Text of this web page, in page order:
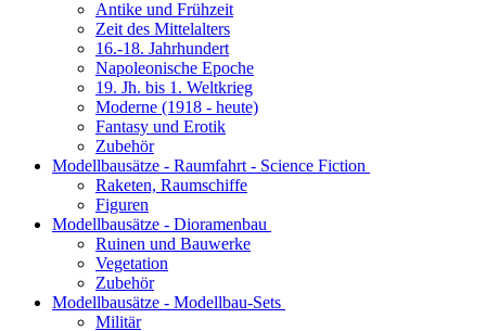
Antike und Frühzeit
Zeit des Mittelalters
16.-18. Jahrhundert
Napoleonische Epoche
19. Jh. bis 1. Weltkrieg
Moderne (1918 - heute)
Fantasy und Erotik
Zubehör
Modellbausätze - Raumfahrt - Science Fiction
Raketen, Raumschiffe
Figuren
Modellbausätze - Dioramenbau
Ruinen und Bauwerke
Vegetation
Zubehör
Modellbausätze - Modellbau-Sets
Militär